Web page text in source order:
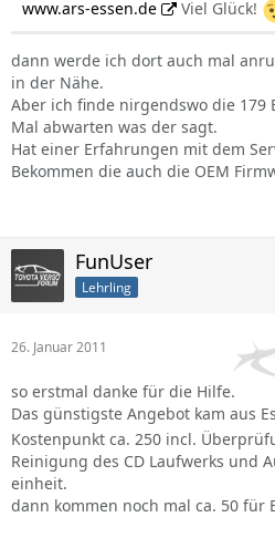
www.ars-essen.de
Viel Glück!
dann werde ich dort auch mal
in der Nähe.
Aber ich finde nirgendswo die 179
Mal abwarten was der sagt.
Hat einer Erfahrungen mit dem
Bekommen die auch die OEM
FunUser
Lehrling
26. Januar 2011
so erstmal danke für die Hilfe.
Das günstigste Angebot kam aus
Kostenpunkt ca. 250 incl.
Reinigung des CD Laufwerks und
einheit.
dann kommen noch mal ca. 50 für